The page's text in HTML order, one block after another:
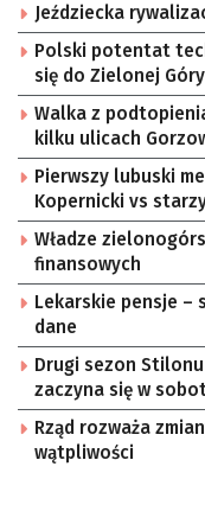
Jeździecka
Polski potentat
się do Zielonej Góry
Walka z
kilku ulicach
Pierwszy lubuski
Kopernicki vs
Władze
finansowych
Lekarskie pensje –
dane
Drugi sezon
zaczyna się w
Rząd rozważa
wątpliwości